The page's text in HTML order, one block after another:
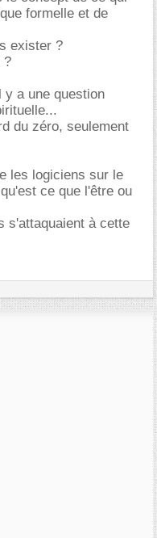
formelle et de
exister ?
?
a une question
du zéro, seulement
les logiciens sur le
ce que l'être ou
s'attaquaient à cette